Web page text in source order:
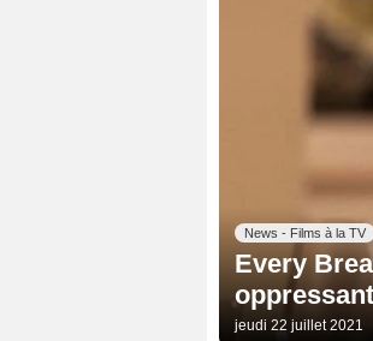
News - Films à la TV
Every
jeudi 22 juillet 2021